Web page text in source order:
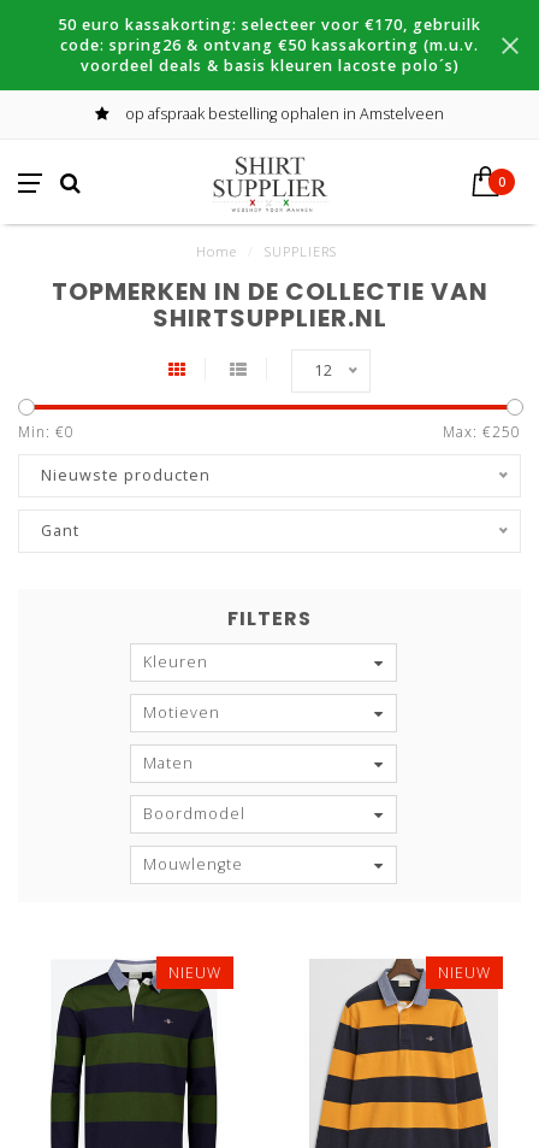
50 euro kassakorting: selecteer voor €170, gebruilk
code: spring26 & ontvang €50 kassakorting (m.u.v.
voordeel deals & basis kleuren lacoste polo´s)
op afspraak bestelling ophalen in Amstelveen
0
Home SUPPLIERS
TOPMERKEN IN DE COLLECTIE VAN
SHIRTSUPPLIER.NL
12
Min: €0 Max: €250
Nieuwste producten
Gant
FILTERS
Kleuren
Motieven
Maten
Boordmodel
Mouwlengte
NIEUW NIEUW